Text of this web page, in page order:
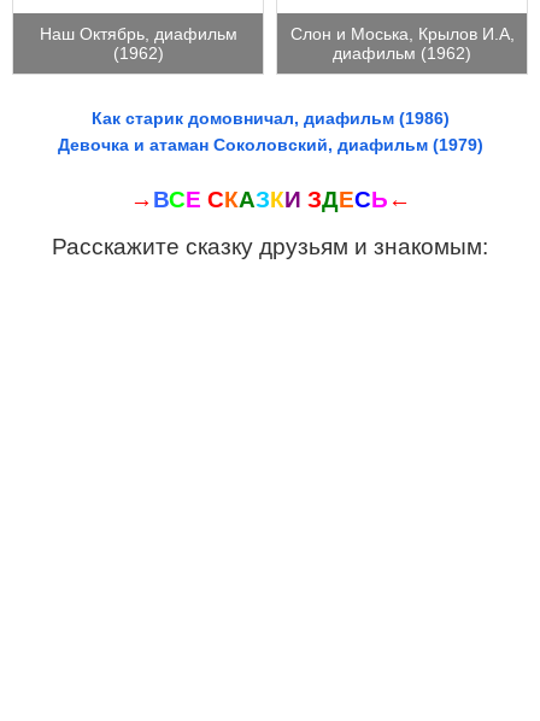
Наш Октябрь, диафильм
(1962)
Слон и Моська, Крылов И.А,
диафильм (1962)
Как старик домовничал, диафильм (1986)
Девочка и атаман Соколовский, диафильм (1979)
→ ВСЕ СКАЗКИ ЗДЕСЬ ←
Расскажите сказку друзьям и знакомым: